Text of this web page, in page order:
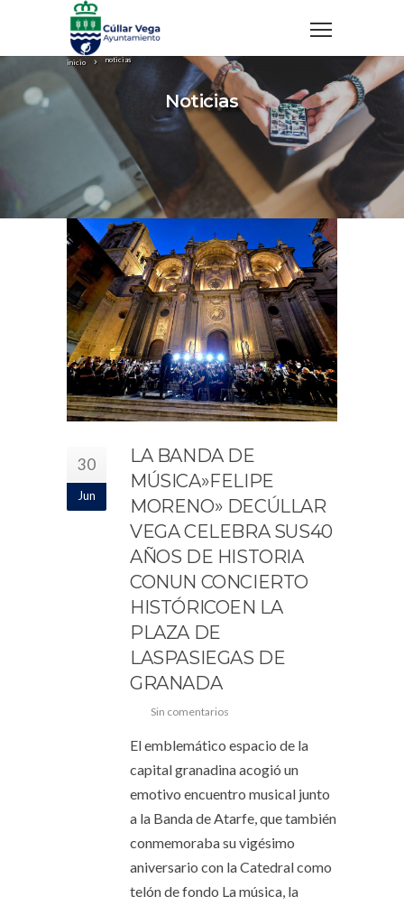
inicio noticias
Noticias
30
Jun
LA BANDA DE
MÚSICA»FELIPE
MORENO» DECÚLLAR
VEGA CELEBRA SUS40
AÑOS DE HISTORIA
CONUN CONCIERTO
HISTÓRICOEN LA
PLAZA DE
LASPASIEGAS DE
GRANADA
Sin comentarios
El emblemático espacio de la
capital granadina acogió un
emotivo encuentro musical junto
a la Banda de Atarfe, que también
conmemoraba su vigésimo
aniversario con la Catedral como
telón de fondo La música, la